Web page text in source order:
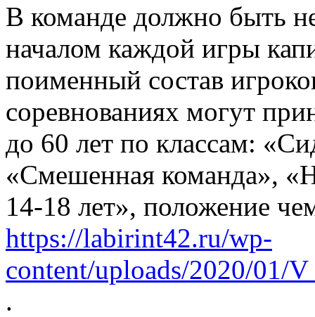
В команде должно быть
началом каждой игры
поименный состав
соревнованиях могут
до 60 лет по классам:
«Смешенная команда»,
14-18 лет», положение
https://labirint42.ru/wp-
content/uploads/2020/01/
.